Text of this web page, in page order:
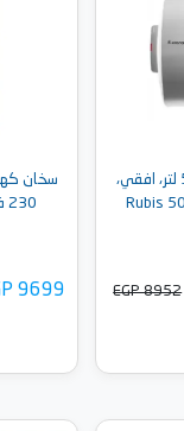
سخان اريستون كهرباء، 50 لتر، افقي،
EGP 8952
230 فولت، أبيض - SW-1210
9699